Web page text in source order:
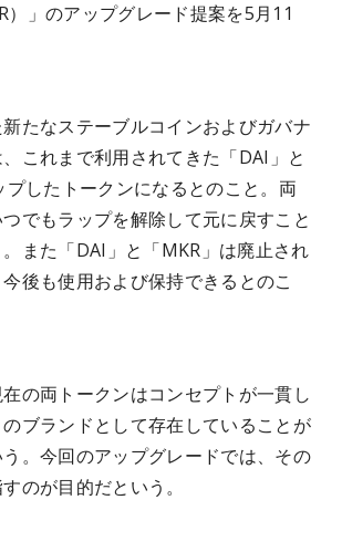
）」のアップグレード提案を5月11
たなステーブルコインおよびガバナ
これまで利用されてきた「DAI」と
プしたトークンになるとのこと。両
つでもラップを解除して元に戻すこと
また「DAI」と「MKR」は廃止され
後も使用および保持できるとのこ
の両トークンはコンセプトが一貫し
ブランドとして存在していることが
。今回のアップグレードでは、その
のが目的だという。